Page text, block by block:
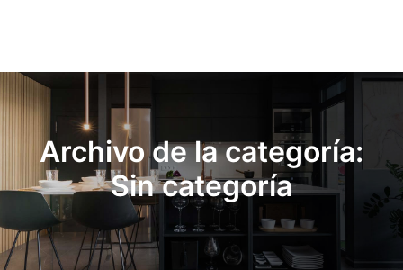
Archivo de la categoría:
Sin categoría